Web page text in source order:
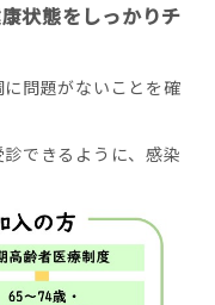
状態をしっかりチ
問題がないことを確
できるように、感染